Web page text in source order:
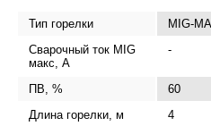
Тип горелки MIG-
Сварочный ток MIG
макс, А
-
ПВ, % 60
Длина горелки, м
4